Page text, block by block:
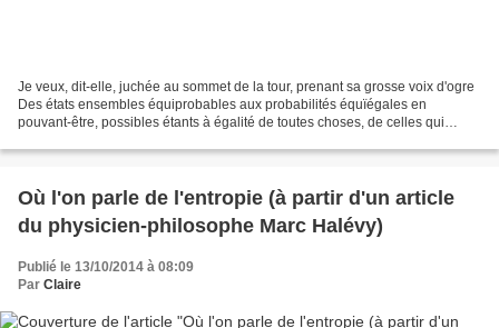
Je veux, dit-elle, juchée au sommet de la tour, prenant sa grosse voix d'ogre
Des états ensembles équiprobables aux probabilités équïégales en
pouvant-être, possibles étants à égalité de toutes choses, de celles qui
Où l'on parle de l'entropie (à partir d'un article
du physicien-philosophe Marc Halévy)
Publié le 13/10/2014 à 08:09
Par Claire